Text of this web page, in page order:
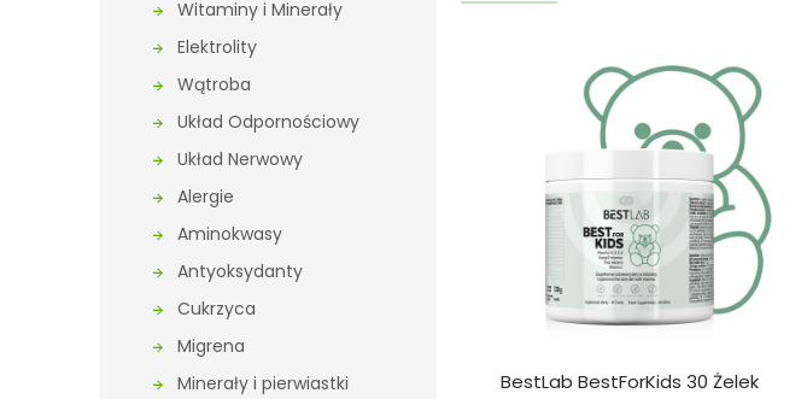
Witaminy i Minerały
Elektrolity
Wątroba
Układ Odpornościowy
Układ Nerwowy
Alergie
Aminokwasy
Antyoksydanty
Cukrzyca
Migrena
Minerały i pierwiastki
BestLab BestForKids 30 Żelek